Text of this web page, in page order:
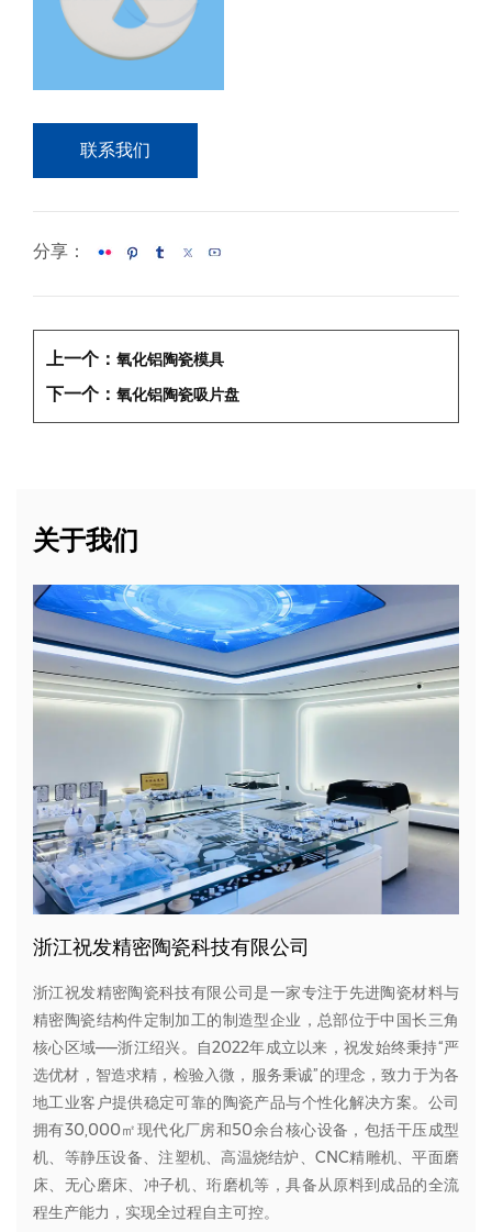
联系我们
分享：
上一个： 氧化铝陶瓷模具
下一个： 氧化铝陶瓷吸片盘
关于我们
浙江祝发精密陶瓷科技有限公司
浙江祝发精密陶瓷科技有限公司是一家专注于先进陶瓷材料与
精密陶瓷结构件定制加工的制造型企业，总部位于中国长三角
核心区域——浙江绍兴。自2022年成立以来，祝发始终秉持“严
选优材，智造求精，检验入微，服务秉诚”的理念，致力于为各
地工业客户提供稳定可靠的陶瓷产品与个性化解决方案。公司
拥有30,000㎡现代化厂房和50余台核心设备，包括干压成型
机、等静压设备、注塑机、高温烧结炉、CNC精雕机、平面磨
床、无心磨床、冲子机、珩磨机等，具备从原料到成品的全流
程生产能力，实现全过程自主可控。